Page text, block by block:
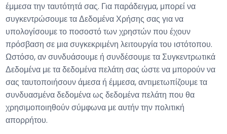
έμμεσα την ταυτότητά σας. Για παράδειγμα, μπορεί να
συγκεντρώσουμε τα Δεδομένα Χρήσης σας για να
υπολογίσουμε το ποσοστό των χρηστών που έχουν
πρόσβαση σε μια συγκεκριμένη λειτουργία του ιστότοπου.
Ωστόσο, αν συνδυάσουμε ή συνδέσουμε τα Συγκεντρωτικά
Δεδομένα με τα δεδομένα πελάτη σας ώστε να μπορούν να
σας ταυτοποιήσουν άμεσα ή έμμεσα, αντιμετωπίζουμε τα
συνδυασμένα δεδομένα ως δεδομένα πελάτη που θα
χρησιμοποιηθούν σύμφωνα με αυτήν την πολιτική
απορρήτου.